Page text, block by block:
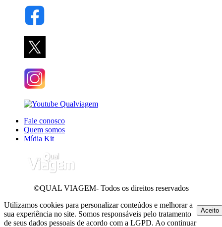
Fale conosco
Quem somos
Mídia Kit
©QUAL VIAGEM- Todos os direitos reservados
Utilizamos cookies para personalizar conteúdos e melhorar a
sua experiência no site. Somos responsáveis pelo tratamento
de seus dados pessoais de acordo com a LGPD. Ao continuar
Aceito